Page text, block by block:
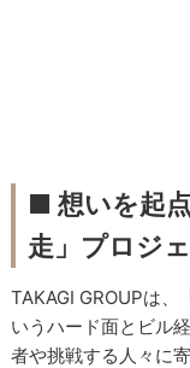
■ 想いを起
走」プロジ
TAKAGI GROUPは、
いうハード面とビル
者や挑戦する人々に